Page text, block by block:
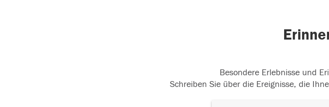
Besondere Erlebnisse und
Schreiben Sie über die Ereignisse, die